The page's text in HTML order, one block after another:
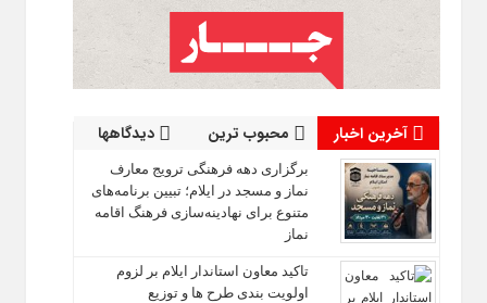
آخرین اخبار محبوب ترین دیدگاهها
برگزاری دهه فرهنگی ترویج معارف
نماز و مسجد در ایلام؛ تبیین برنامه‌های
متنوع برای نهادینه‌سازی فرهنگ اقامه
نماز
تاکید معاون استاندار ایلام بر لزوم
اولویت‌ بندی طرح‌ ها و توزیع